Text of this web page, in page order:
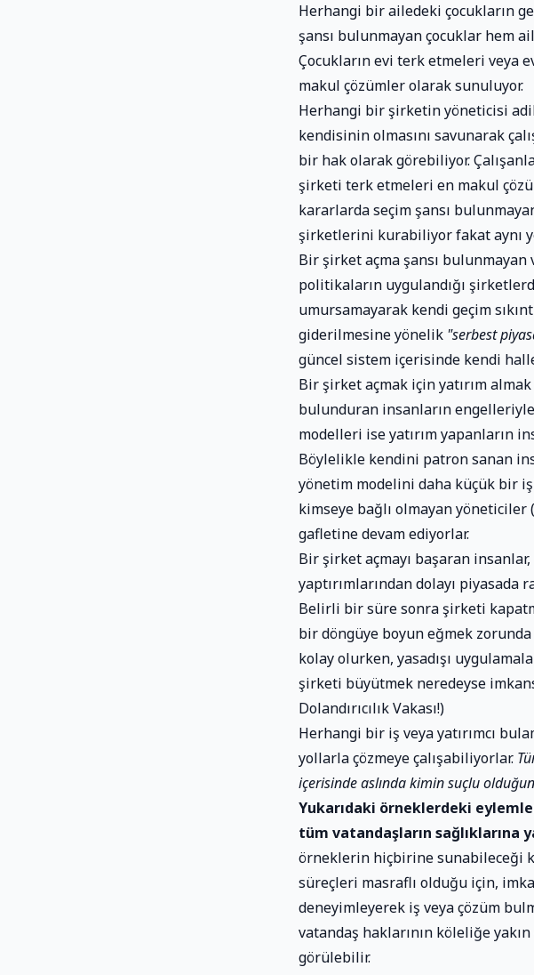
Herhangi bir ailedeki çocukların
şansı bulunmayan çocuklar hem
Çocukların evi terk etmeleri veya
makul çözümler olarak sunuluyor.
Herhangi bir şirketin yöneticisi
kendisinin olmasını savunarak
bir hak olarak görebiliyor.
şirketi terk etmeleri en makul
kararlarda seçim şansı
şirketlerini kurabiliyor fakat aynı
Bir şirket açma şansı bulunmayan
politikaların uygulandığı
umursamayarak kendi geçim
giderilmesine yönelik "serbest
güncel sistem içerisinde kendi
Bir şirket açmak için yatırım
bulunduran insanların engelleriyle
modelleri ise yatırım yapanların
Böylelikle kendini patron sanan
yönetim modelini daha küçük bir
kimseye bağlı olmayan yöneticiler
gafletine devam ediyorlar.
Bir şirket açmayı başaran
yaptırımlarından dolayı
Belirli bir süre sonra şirketi
bir döngüye boyun eğmek zorunda
kolay olurken, yasadışı
şirketi büyütmek neredeyse
Dolandırıcılık Vakası!)
Herhangi bir iş veya yatırımcı
yollarla çözmeye çalışabiliyorlar.
içerisinde aslında kimin suçlu
Yukarıdaki örneklerdeki
tüm vatandaşların sağlıklarına
örneklerin hiçbirine sunabileceği
süreçleri masraflı olduğu için,
deneyimleyerek iş veya çözüm
vatandaş haklarının köleliğe
görülebilir.